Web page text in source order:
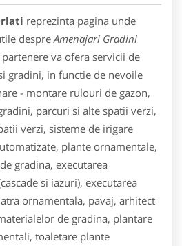
reprezinta pagina unde
despre Amenajari Gradini
va ofera servicii de
gradini, in functie de nevoile
- montare rulouri de gazon,
parcuri si alte spatii verzi,
verzi, sisteme de irigare
plante ornamentale,
gradina, executarea
si iazuri), executarea
ornamentala, pavaj, arhitect
de gradina, plantare
toaletare plante